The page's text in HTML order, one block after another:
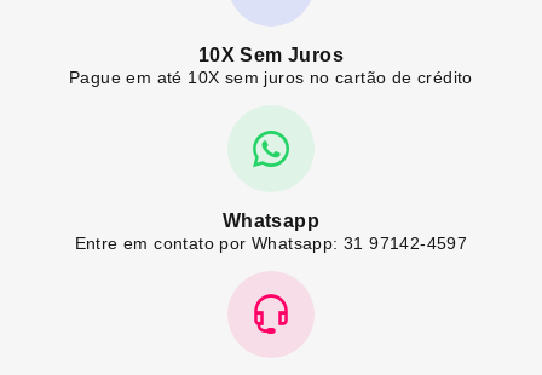
10X Sem Juros
Pague em até 10X sem juros no cartão de crédito
Whatsapp
Entre em contato por Whatsapp: 31 97142-4597